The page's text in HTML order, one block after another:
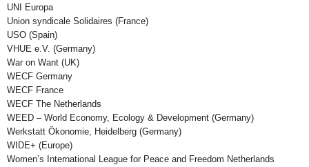
UNI Europa
Union syndicale Solidaires (France)
USO (Spain)
VHUE e.V. (Germany)
War on Want (UK)
WECF Germany
WECF France
WECF The Netherlands
WEED – World Economy, Ecology & Development (Germany)
Werkstatt Ökonomie, Heidelberg (Germany)
WIDE+ (Europe)
Women’s International League for Peace and Freedom Netherlands